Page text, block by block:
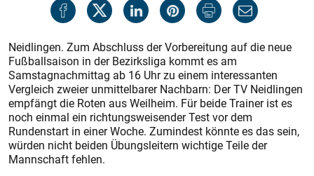
Neidlingen. Zum Abschluss der Vorbereitung auf die neue
Fußballsaison in der Bezirksliga kommt es am
Samstagnachmittag ab 16 Uhr zu einem interessanten
Vergleich zweier unmittelbarer Nachbarn: Der TV Neidlingen
empfängt die Roten aus Weilheim. Für beide Trainer ist es
noch einmal ein richtungsweisender Test vor dem
Rundenstart in einer Woche. Zumindest könnte es das sein,
würden nicht beiden Übungsleitern wichtige Teile der
Mannschaft fehlen.